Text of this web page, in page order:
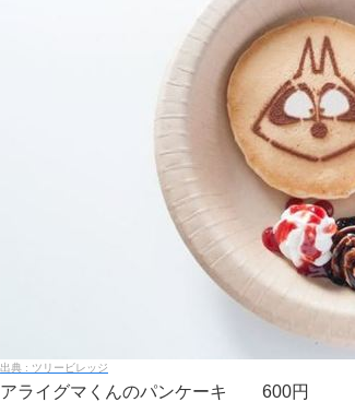
ツリービレッジ
アライグマくんのパンケーキ 600円